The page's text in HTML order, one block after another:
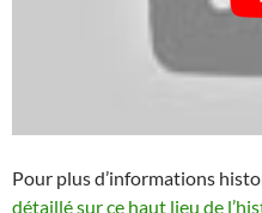
Pour plus d’informations
détaillé sur ce haut lieu de